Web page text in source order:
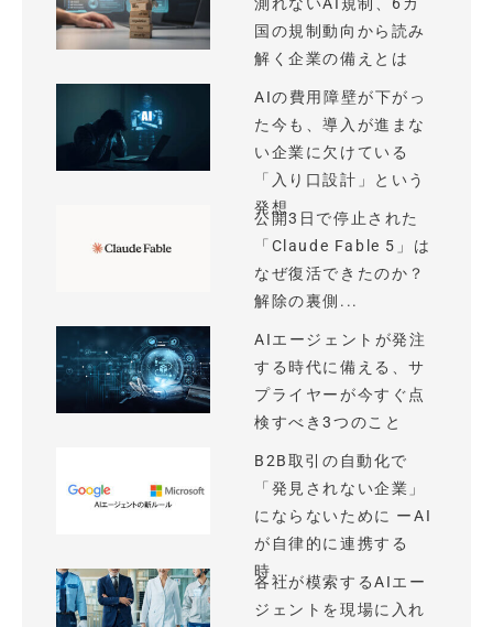
測れないAI規制、6カ
国の規制動向から読み
解く企業の備えとは
AIの費用障壁が下がっ
た今も、導入が進まな
い企業に欠けている
「入り口設計」という
発想
公開3日で停止された
「Claude Fable 5」は
なぜ復活できたのか？
解除の裏側...
AIエージェントが発注
する時代に備える、サ
プライヤーが今すぐ点
検すべき3つのこと
B2B取引の自動化で
「発見されない企業」
にならないために ーAI
が自律的に連携する
時...
各社が模索するAIエー
ジェントを現場に入れ